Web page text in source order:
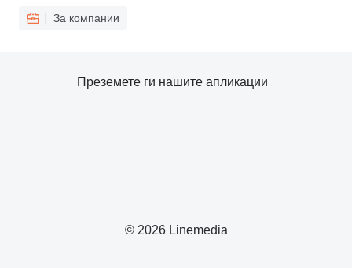
За компании
© 2026 Linemedia
Преземете ги нашите апликации